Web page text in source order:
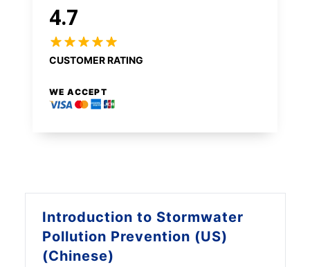
Introduction to Stormwater
Pollution Prevention (US)
(Chinese)
4.7
CUSTOMER RATING
WE ACCEPT